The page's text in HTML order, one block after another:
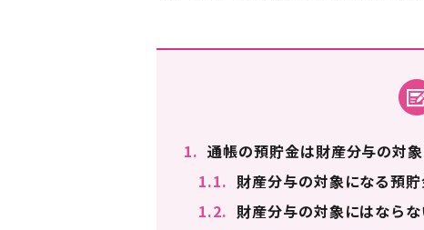
1. 通帳の預貯金は財産分与の対
1.1. 財産分与の対象になる預
1.2. 財産分与の対象にはなら